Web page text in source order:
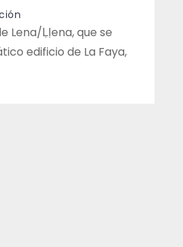
Lena/Ḷḷena, que se
edificio de La Faya,